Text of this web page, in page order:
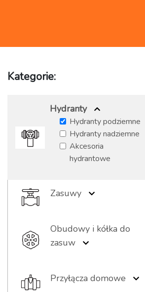
Kategorie:
Hydranty
Hydranty podziemne
Hydranty nadziemne
Akcesoria
hydrantowe
Zasuwy
Zasuwy bose
Obudowy i kółka do
zasuw
teleskopowe
Przyłącza domowe